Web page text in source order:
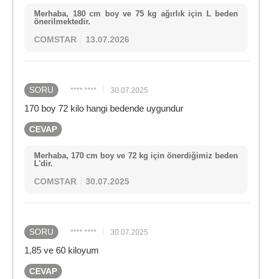
Merhaba, 180 cm boy ve 75 kg ağırlık için L beden
önerilmektedir.
COMSTAR 13.07.2026
SORU **** **** 30.07.2025
170 boy 72 kilo hangi bedende uygundur
CEVAP
Merhaba, 170 cm boy ve 72 kg için önerdiğimiz beden
L'dir.
COMSTAR 30.07.2025
SORU **** **** 30.07.2025
1,85 ve 60 kiloyum
CEVAP